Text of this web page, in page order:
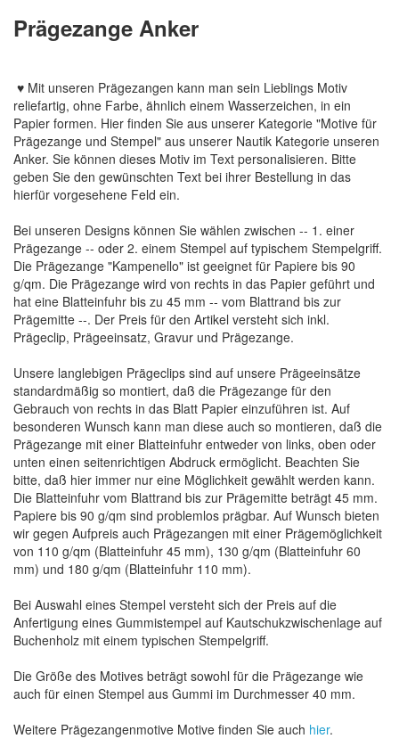
Prägezange Anker
♥ Mit unseren Prägezangen kann man sein Lieblings Motiv
reliefartig, ohne Farbe, ähnlich einem Wasserzeichen, in ein
Papier formen. Hier finden Sie aus unserer Kategorie "Motive für
Prägezange und Stempel" aus unserer Nautik Kategorie unseren
Anker. Sie können dieses Motiv im Text personalisieren. Bitte
geben Sie den gewünschten Text bei ihrer Bestellung in das
hierfür vorgesehene Feld ein.
Bei unseren Designs können Sie wählen zwischen -- 1. einer
Prägezange -- oder 2. einem Stempel auf typischem Stempelgriff.
Die Prägezange "Kampenello" ist geeignet für Papiere bis 90
g/qm. Die Prägezange wird von rechts in das Papier geführt und
hat eine Blatteinfuhr bis zu 45 mm -- vom Blattrand bis zur
Prägemitte --. Der Preis für den Artikel versteht sich inkl.
Prägeclip, Prägeeinsatz, Gravur und Prägezange.
Unsere langlebigen Prägeclips sind auf unsere Prägeeinsätze
standardmäßig so montiert, daß die Prägezange für den
Gebrauch von rechts in das Blatt Papier einzuführen ist. Auf
besonderen Wunsch kann man diese auch so montieren, daß die
Prägezange mit einer Blatteinfuhr entweder von links, oben oder
unten einen seitenrichtigen Abdruck ermöglicht. Beachten Sie
bitte, daß hier immer nur eine Möglichkeit gewählt werden kann.
Die Blatteinfuhr vom Blattrand bis zur Prägemitte beträgt 45 mm.
Papiere bis 90 g/qm sind problemlos prägbar. Auf Wunsch bieten
wir gegen Aufpreis auch Prägezangen mit einer Prägemöglichkeit
von 110 g/qm (Blatteinfuhr 45 mm), 130 g/qm (Blatteinfuhr 60
mm) und 180 g/qm (Blatteinfuhr 110 mm).
Bei Auswahl eines Stempel versteht sich der Preis auf die
Anfertigung eines Gummistempel auf Kautschukzwischenlage auf
Buchenholz mit einem typischen Stempelgriff.
Die Größe des Motives beträgt sowohl für die Prägezange wie
auch für einen Stempel aus Gummi im Durchmesser 40 mm.
Weitere Prägezangenmotive Motive finden Sie auch hier.